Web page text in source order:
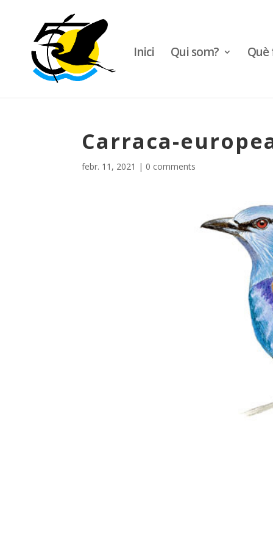
Inici Qui som? Què
Carraca-
febr. 11, 2021 | 0 comments